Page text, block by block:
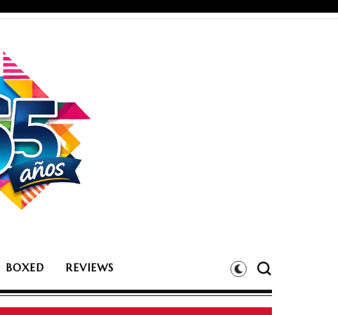
BOXED REVIEWS